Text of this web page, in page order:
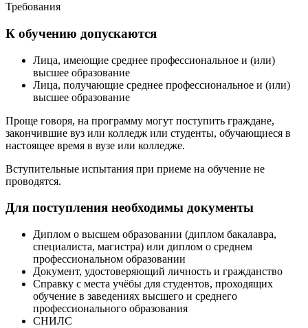
Требования
К обучению допускаются
Лица, имеющие среднее профессиональное и (или)
высшее образование
Лица, получающие среднее профессиональное и (или)
высшее образование
Проще говоря, на программу могут поступить граждане,
закончившие вуз или колледж или студенты, обучающиеся в
настоящее время в вузе или колледже.
Вступительные испытания при приеме на обучение не
проводятся.
Для поступления необходимы документы
Диплом о высшем образовании (диплом бакалавра,
специалиста, магистра) или диплом о среднем
профессиональном образовании
Документ, удостоверяющий личность и гражданство
Справку с места учёбы для студентов, проходящих
обучение в заведениях высшего и среднего
профессионального образования
СНИЛС